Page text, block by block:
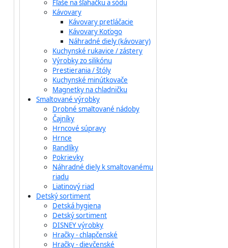
Fľaše na šľahačku a sódu
Kávovary
Kávovary pretláčacie
Kávovary Koťogo
Náhradné diely (kávovary)
Kuchynské rukavice / zástery
Výrobky zo silikónu
Prestierania / štóly
Kuchynské minútkovače
Magnetky na chladničku
Smaltované výrobky
Drobné smaltované nádoby
Čajníky
Hrncové súpravy
Hrnce
Randlíky
Pokrievky
Náhradné diely k smaltovanému
riadu
Liatinový riad
Detský sortiment
Detská hygiena
Detský sortiment
DISNEY výrobky
Hračky - chlapčenské
Hračky - dievčenské